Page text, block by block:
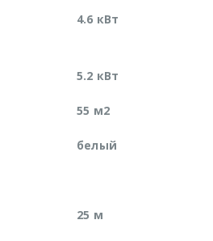
4.6 кВт
5.2 кВт
55 м2
белый
25 м